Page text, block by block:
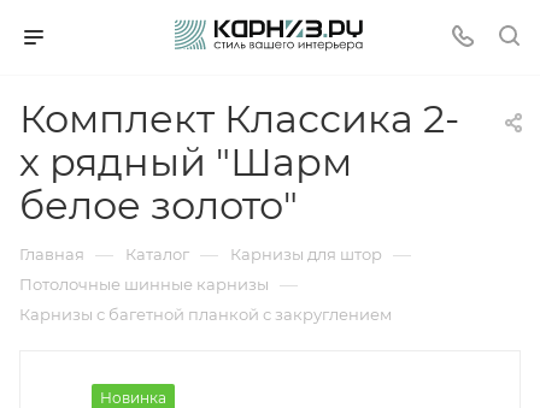
Комплект Классика 2-
х рядный "Шарм
белое золото"
Главная — Каталог — Карнизы для штор —
Потолочные шинные карнизы —
Карнизы с багетной планкой с закруглением
Новинка